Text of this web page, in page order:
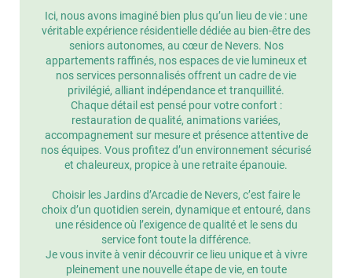
Ici, nous avons imaginé bien plus qu’un lieu de vie : une
véritable expérience résidentielle dédiée au bien-être des
seniors autonomes, au cœur de Nevers. Nos
appartements raffinés, nos espaces de vie lumineux et
nos services personnalisés offrent un cadre de vie
privilégié, alliant indépendance et tranquillité.
Chaque détail est pensé pour votre confort :
restauration de qualité, animations variées,
accompagnement sur mesure et présence attentive de
nos équipes. Vous profitez d’un environnement sécurisé
et chaleureux, propice à une retraite épanouie.
Choisir les Jardins d’Arcadie de Nevers, c’est faire le
choix d’un quotidien serein, dynamique et entouré, dans
une résidence où l’exigence de qualité et le sens du
service font toute la différence.
Je vous invite à venir découvrir ce lieu unique et à vivre
pleinement une nouvelle étape de vie, en toute